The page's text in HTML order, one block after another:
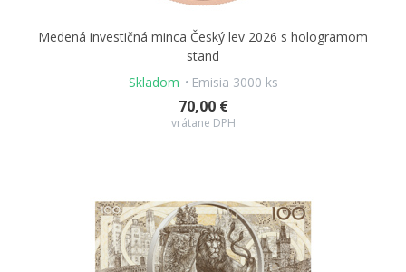
Medená investičná minca Český lev 2026 s hologramom
stand
Skladom
Emisia 3000 ks
70,00 €
vrátane DPH